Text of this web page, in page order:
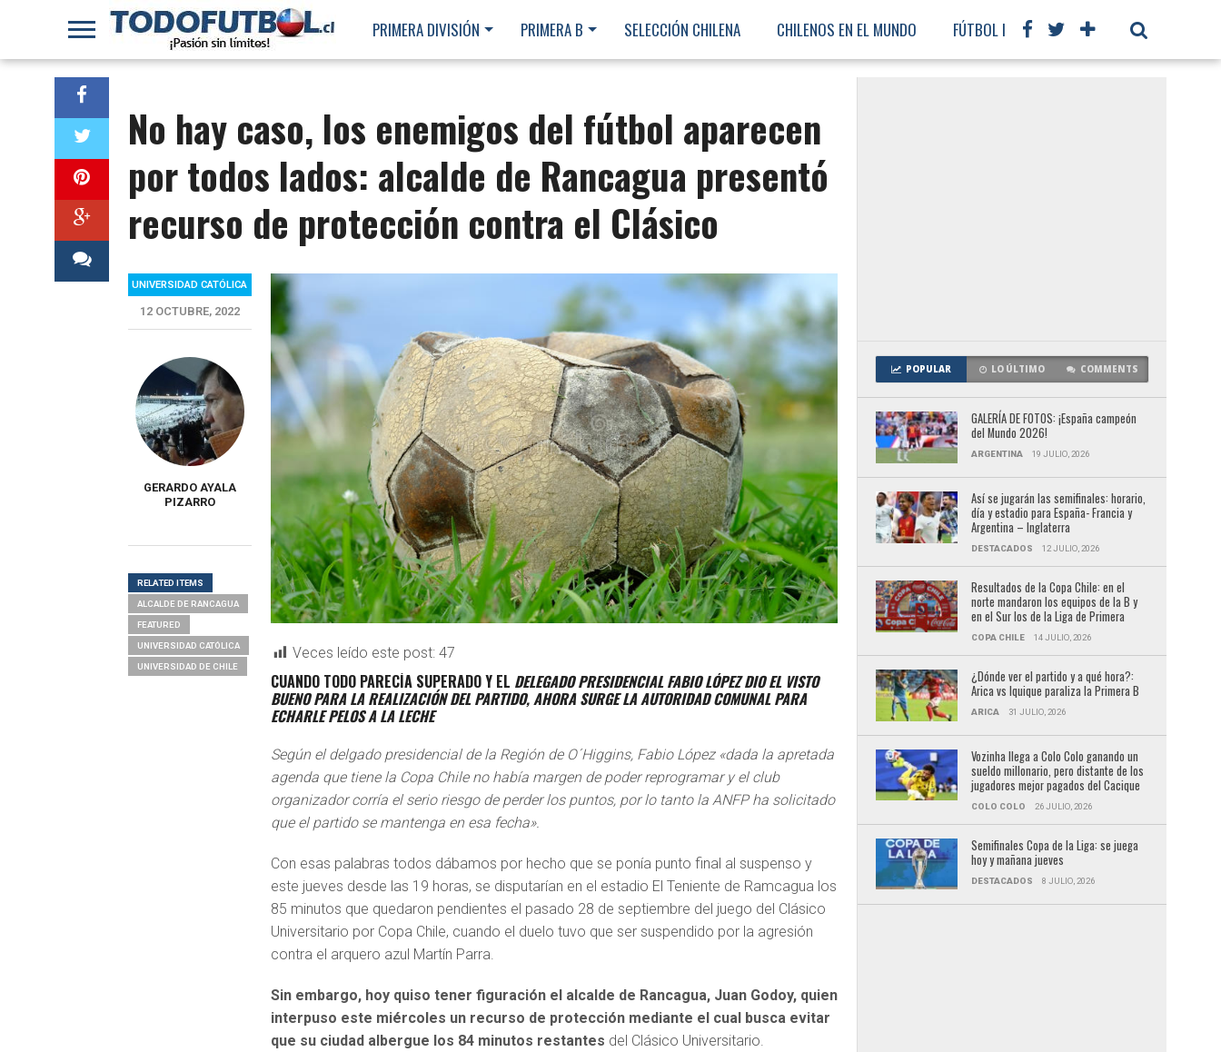
PRIMERA DIVISIÓN PRIMERA B SELECCIÓN CHILENA CHILENOS EN EL MUNDO FÚTBOL INTERNACIONAL
No hay caso, los enemigos del fútbol aparecen
por todos lados: alcalde de Rancagua presentó
recurso de protección contra el Clásico
Veces leído este post: 47
CUANDO TODO PARECÍA SUPERADO Y EL DELEGADO PRESIDENCIAL FABIO LÓPEZ DIO EL VISTO
BUENO PARA LA REALIZACIÓN DEL PARTIDO, AHORA SURGE LA AUTORIDAD COMUNAL PARA
ECHARLE PELOS A LA LECHE
Según el delgado presidencial de la Región de O´Higgins, Fabio López «dada la apretada
agenda que tiene la Copa Chile no había margen de poder reprogramar y el club
organizador corría el serio riesgo de perder los puntos, por lo tanto la ANFP ha solicitado
que el partido se mantenga en esa fecha».
Con esas palabras todos dábamos por hecho que se ponía punto final al suspenso y
este jueves desde las 19 horas, se disputarían en el estadio El Teniente de Ramcagua los
85 minutos que quedaron pendientes el pasado 28 de septiembre del juego del Clásico
Universitario por Copa Chile, cuando el duelo tuvo que ser suspendido por la agresión
contra el arquero azul Martín Parra.
Sin embargo, hoy quiso tener figuración el alcalde de Rancagua, Juan Godoy, quien
interpuso este miércoles un recurso de protección mediante el cual busca evitar
que su ciudad albergue los 84 minutos restantes del Clásico Universitario.
UNIVERSIDAD CATÓLICA
12 OCTUBRE, 2022
GERARDO AYALA
PIZARRO
RELATED ITEMS
ALCALDE DE RANCAGUA
FEATURED
UNIVERSIDAD CATÓLICA
UNIVERSIDAD DE CHILE
POPULAR LO ÚLTIMO COMMENTS
GALERÍA DE FOTOS: ¡España campeón
del Mundo 2026!
ARGENTINA 19 JULIO, 2026
Así se jugarán las semifinales: horario,
día y estadio para España- Francia y
Argentina – Inglaterra
DESTACADOS 12 JULIO, 2026
Resultados de la Copa Chile: en el
norte mandaron los equipos de la B y
en el Sur los de la Liga de Primera
COPA CHILE 14 JULIO, 2026
¿Dónde ver el partido y a qué hora?:
Arica vs Iquique paraliza la Primera B
ARICA 31 JULIO, 2026
Vozinha llega a Colo Colo ganando un
sueldo millonario, pero distante de los
jugadores mejor pagados del Cacique
COLO COLO 26 JULIO, 2026
Semifinales Copa de la Liga: se juega
hoy y mañana jueves
DESTACADOS 8 JULIO, 2026